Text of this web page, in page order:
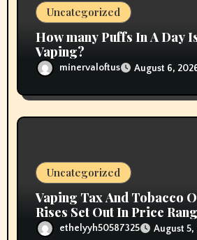
Uncategorized
How many Puffs In A Day
Vaping?
minervaloftus August 6,
Uncategorized
Vaping Tax And Tobacco
Rises Set Out In Price
ethelyyh50587325 August 5,